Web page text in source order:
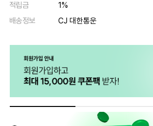
적립금
1%
배송정보
CJ 대한통운